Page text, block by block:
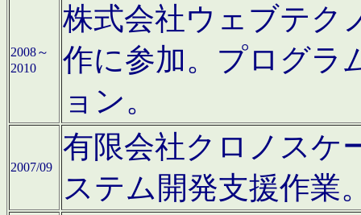
2008～
2010
株式会社ウェブテク
作に参加。プログラ
ョン。
2007/09
有限会社クロノスケ
ステム開発支援作業